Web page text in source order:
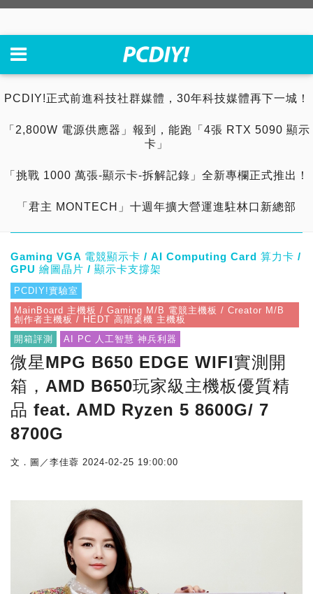
PCDIY!正式前進科技社群媒體，30年科技媒體再下一城！
「2,800W 電源供應器」報到，能跑「4張 RTX 5090 顯示
卡」
「挑戰 1000 萬張-顯示卡-拆解記錄」全新專欄正式推出！
「君主 MONTECH」十週年擴大營運進駐林口新總部
Gaming VGA 電競顯示卡 / AI Computing Card 算力卡 /
GPU 繪圖晶片 / 顯示卡支撐架
PCDIY!實驗室
MainBoard 主機板 / Gaming M/B 電競主機板 / Creator M/B
創作者主機板 / HEDT 高階桌機 主機板
開箱評測
AI PC 人工智慧 神兵利器
微星MPG B650 EDGE WIFI實測開
箱，AMD B650玩家級主機板優質精
品 feat. AMD Ryzen 5 8600G/ 7
8700G
文．圖／李佳蓉 2024-02-25 19:00:00